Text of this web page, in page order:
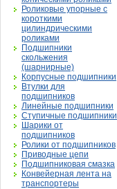
Роликовые упорные с
короткими
цилиндрическими
роликами
Подшипники
скольжения
(шарнирные)
Корпусные подшипники
Втулки для
подшипников
Линейные подшипники
Ступичные подшипники
Шарики от
подшипников
Ролики от подшипников
Приводные цепи
Подшипниковая смазка
Конвейерная лента на
транспортеры